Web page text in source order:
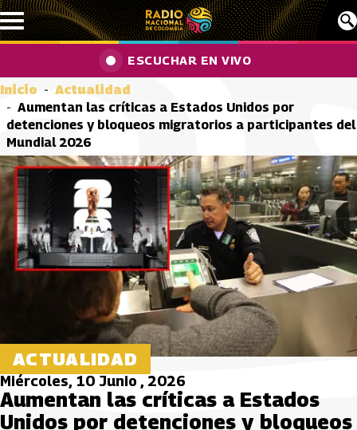
Pasar al contenido principal
ESCUCHAR EN VIVO
Inicio
Actualidad
Aumentan las críticas a Estados Unidos por
detenciones y bloqueos migratorios a participantes del
Mundial 2026
ACTUALIDAD
Miércoles, 10 Junio , 2026
Aumentan las críticas a Estados
Unidos por detenciones y bloqueos